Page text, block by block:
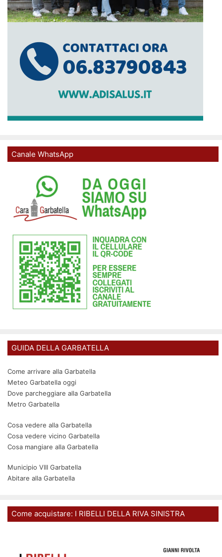
Canale WhatsApp
GUIDA DELLA GARBATELLA
Come arrivare alla Garbatella
Meteo Garbatella oggi
Dove parcheggiare alla Garbatella
Metro Garbatella
Cosa vedere alla Garbatella
Cosa vedere vicino Garbatella
Cosa mangiare alla Garbatella
Municipio VIII Garbatella
Abitare alla Garbatella
Come acquistare: I RIBELLI DELLA RIVA SINISTRA